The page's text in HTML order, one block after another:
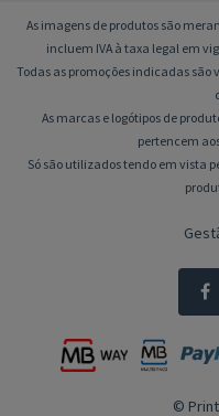
As imagens de produtos são
incluem IVA à taxa legal em
Todas as promoções indicadas
As marcas e logótipos de
pertencem
Só são utilizados tendo em vista
©